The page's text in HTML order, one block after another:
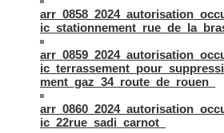
ment_gaz_34_route_de_rouen_
ic_22rue_sadi_carnot_